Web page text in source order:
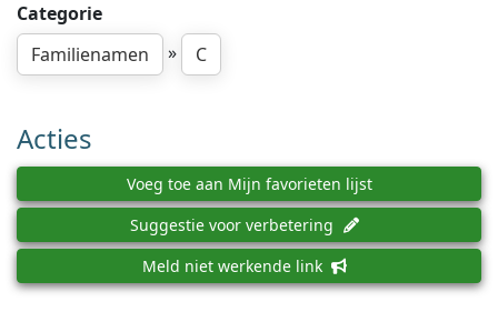
Categorie
Familienamen
» C
Acties
Voeg toe aan Mijn favorieten lijst
Suggestie voor verbetering
Meld niet werkende link